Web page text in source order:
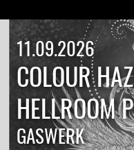
11.09.2026
COLOUR
HELLROOM
GASWERK